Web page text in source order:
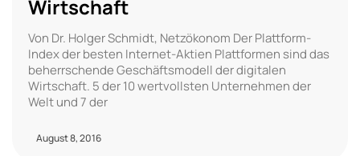
Wirtschaft
Von Dr. Holger Schmidt, Netzökonom Der Plattform-
Index der besten Internet-Aktien Plattformen sind das
beherrschende Geschäftsmodell der digitalen
Wirtschaft. 5 der 10 wertvollsten Unternehmen der
Welt und 7 der
August 8, 2016